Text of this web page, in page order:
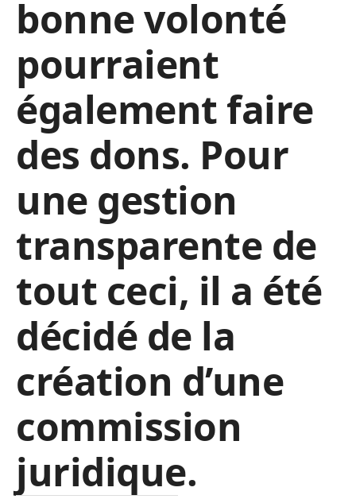
bonne volonté
pourraient
également faire
des dons. Pour
une gestion
transparente de
tout ceci, il a été
décidé de la
création d’une
commission
juridique.